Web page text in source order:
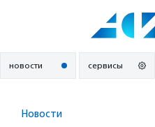
новости сервисы
Новости